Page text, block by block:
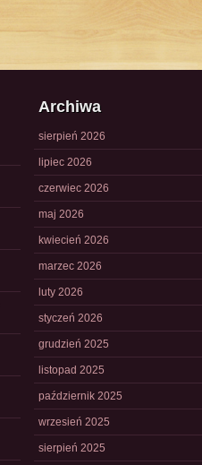
Archiwa
sierpień 2026
lipiec 2026
czerwiec 2026
maj 2026
kwiecień 2026
marzec 2026
luty 2026
styczeń 2026
grudzień 2025
listopad 2025
październik 2025
wrzesień 2025
sierpień 2025